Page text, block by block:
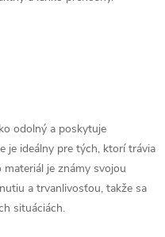
odolný a poskytuje
je ideálny pre tých, ktorí trávia
je známy svojou
a trvanlivosťou, takže sa
situáciách.